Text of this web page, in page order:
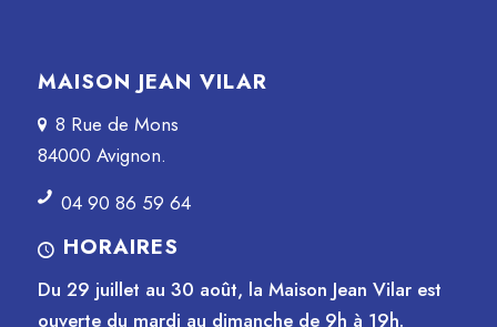
MAISON JEAN VILAR
8 Rue de Mons
84000 Avignon.
04 90 86 59 64
HORAIRES
Du 29 juillet au 30 août, la Maison Jean Vilar est
ouverte du mardi au dimanche de 9h à 19h.